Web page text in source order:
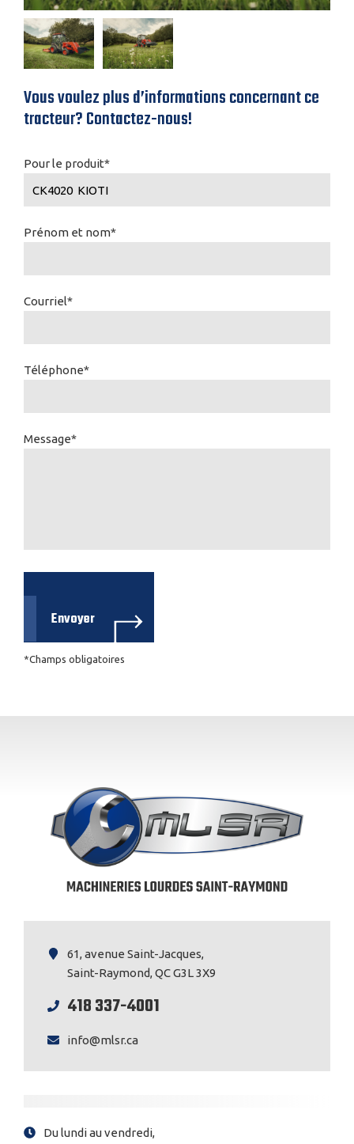
Vous voulez plus d’informations concernant ce
tracteur? Contactez-nous!
Pour le produit*
Prénom et nom*
Courriel*
Téléphone*
Message*
*Champs obligatoires
61, avenue Saint-Jacques,
Saint-Raymond, QC G3L 3X9
418 337-4001
info@mlsr.ca
Du lundi au vendredi,